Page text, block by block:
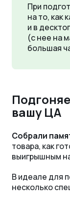
При
на то, как
и в
(с нее на
большая
вашу ЦА
Собрали
товара, как
выигрышным
В идеале для
несколько